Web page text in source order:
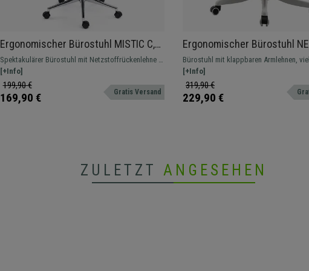
Ergonomischer Bürostuhl MISTIC C,
exklusives Design mit Kopfstütze,
gepolsterte Lordosenstütze,
Metallfußkreuz , Farbe Schwarz
Spektakulärer Bürostuhl mit Netzstoffrückenlehne in
modernem Design, mit gepolsterter Lordosenstütze.
[+Info]
199,90 €
169,90 € Gratis Versand
Ergonomischer Bürostuhl
klappbare Armlehnen,
funktionell, Farbe Weiß/
Bürostuhl mit klappbaren Armlehnen,
funktionell. Attraktives kontrastreiches
[+Info]
319,90 €
229,90 €
ZULETZT ANGESEHEN